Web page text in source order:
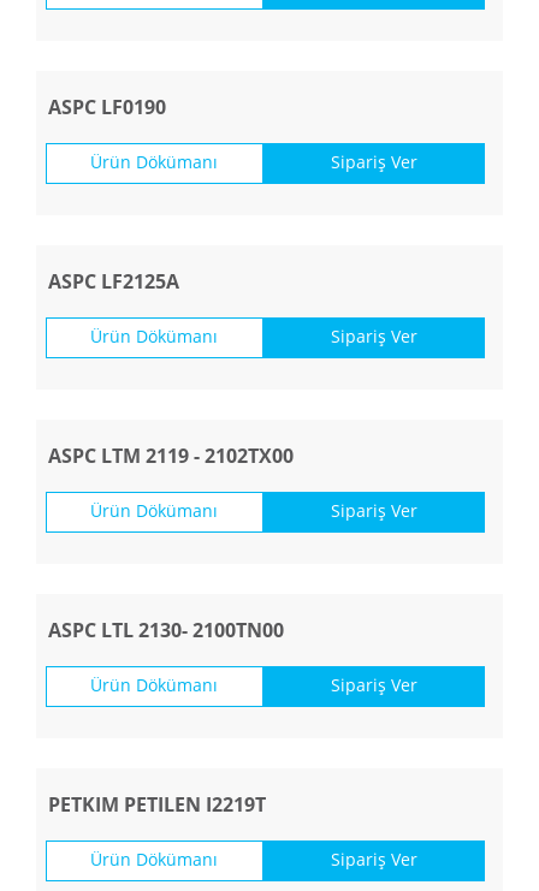
ASPC LF0190
Ürün Dökümanı Sipariş Ver
ASPC LF2125A
Ürün Dökümanı Sipariş Ver
ASPC LTM 2119 - 2102TX00
Ürün Dökümanı Sipariş Ver
ASPC LTL 2130- 2100TN00
Ürün Dökümanı Sipariş Ver
PETKIM PETILEN I2219T
Ürün Dökümanı Sipariş Ver